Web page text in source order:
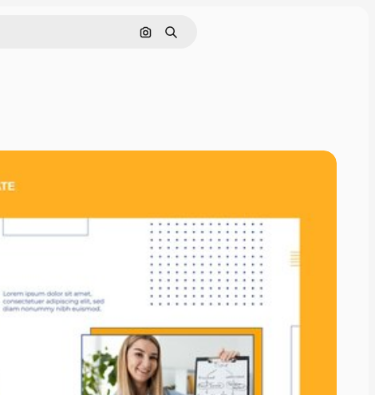
Cerca per immagine
Ricerca